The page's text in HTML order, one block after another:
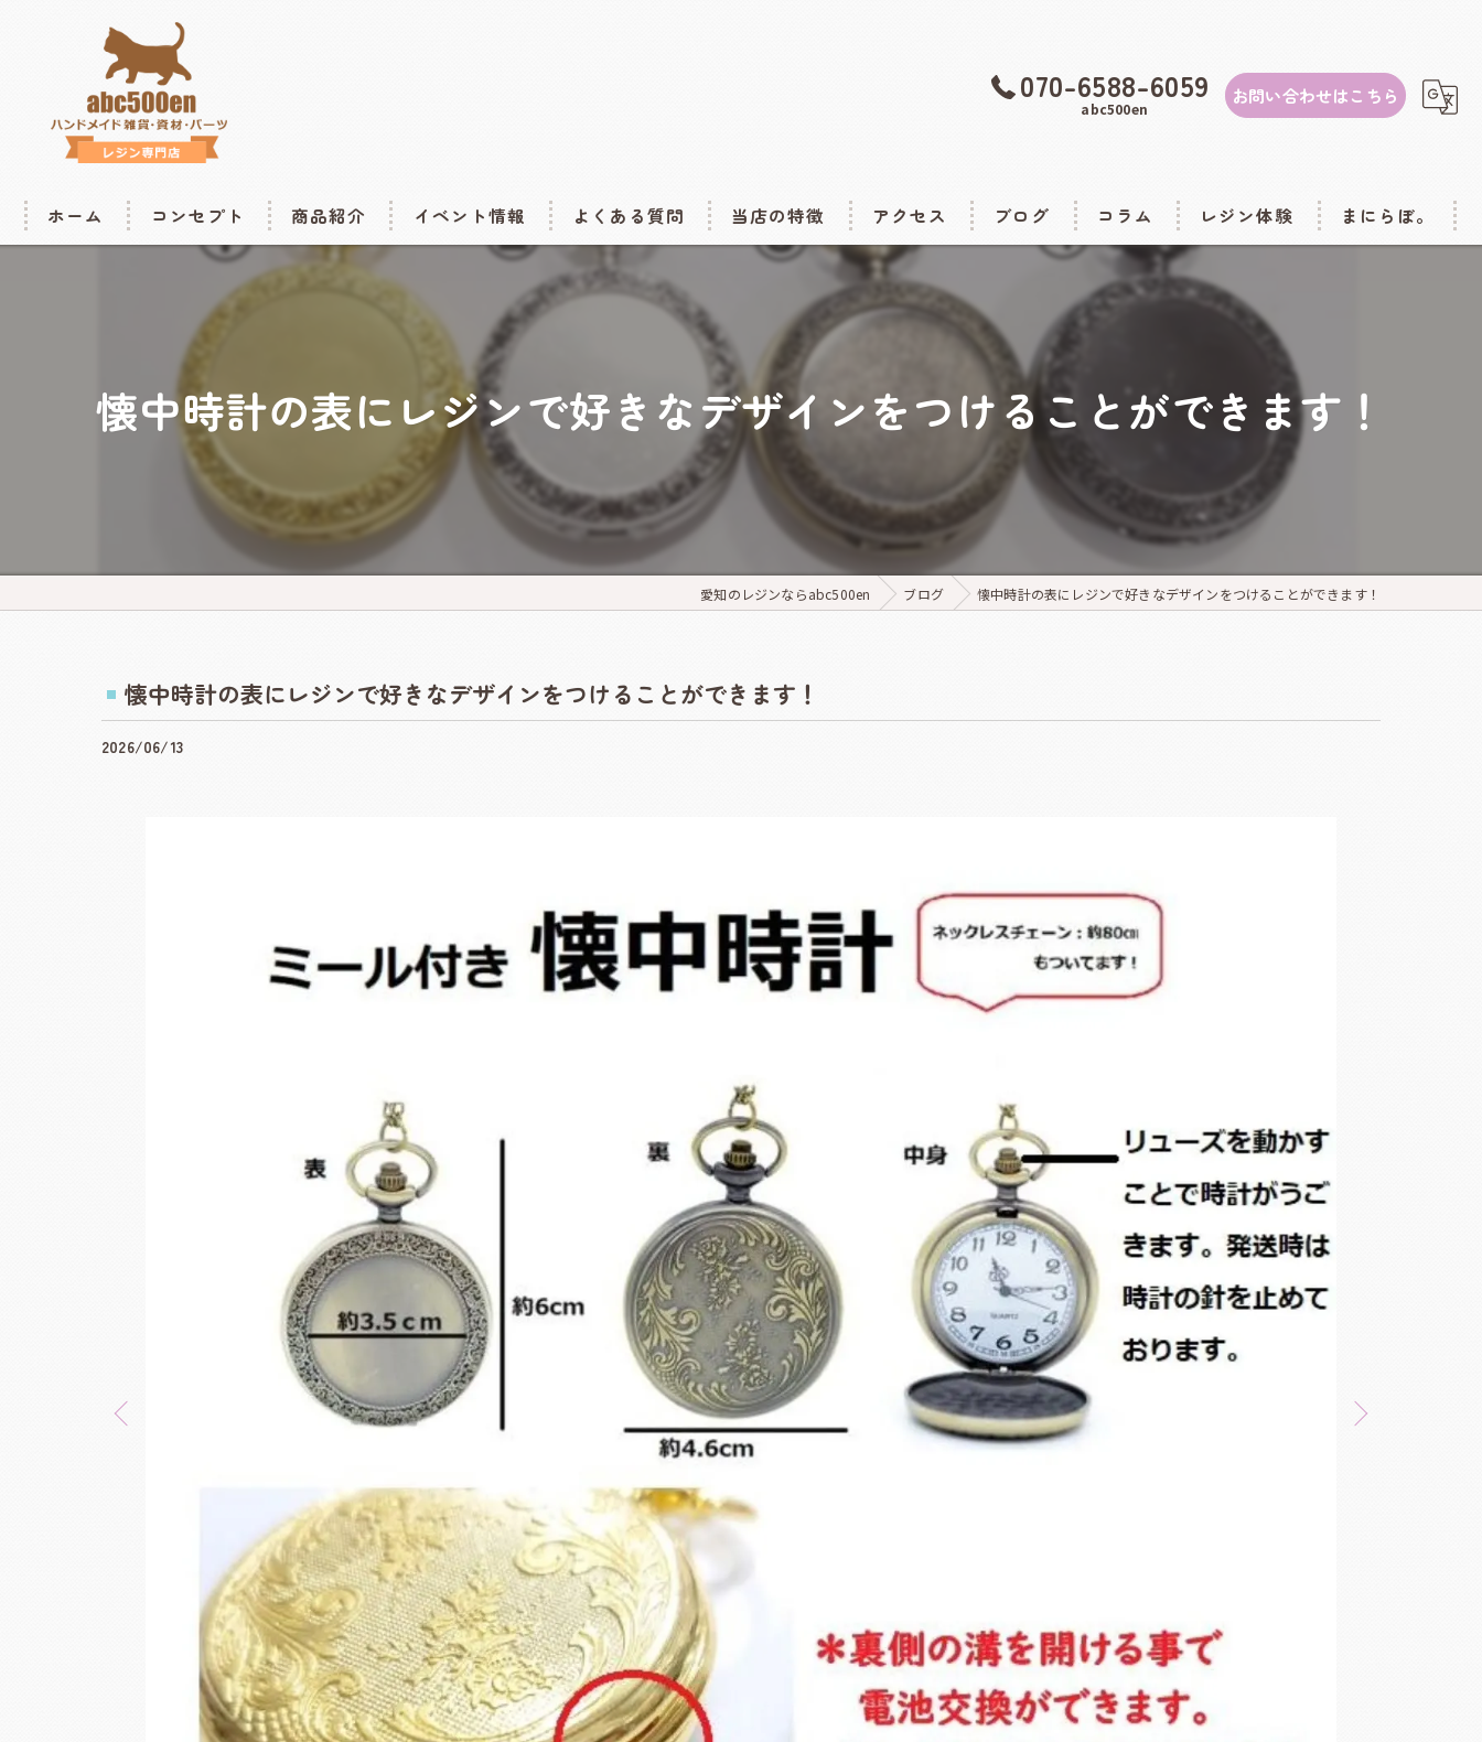
070-6588-6059
abc500en
お問い合わせはこちら
ホーム コンセプト 商品紹介
商品の購入はこちら
イベント情報
ハンドメイドアートフェスタ~insummer
癒しフェスタ2027
ハンドメイドフェスティバル2027
出展ガイド【ウインクあいち】
出展ガイド【名古屋市中小企業振興会館（吹上ホール上第2ファッション展示場）】
開催レポート
NAGOYA NEO KAWAII 2026
よくある質問 当店の特徴
作家作品
アクセサリー
材料
ハンドメイド
アクセス
abc500en
abc500en2号店(second shop abc500en)
まにらぼ（abc500en3号店）
ブログ コラム レジン体験
レジンスクール
お稽古教室
まにらぼ。
懐中時計の表にレジンで好きなデザインをつけることができます！
愛知のレジンならabc500en ブログ 懐中時計の表にレジンで好きなデザインをつけることができます！
懐中時計の表にレジンで好きなデザインをつけることができます！
2026/06/13